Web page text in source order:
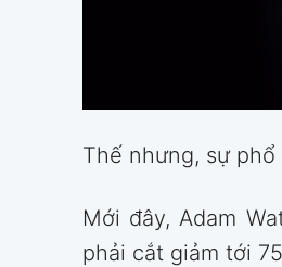
Thế nhưng, sự
Mới đây, Adam
phải cắt giảm tới